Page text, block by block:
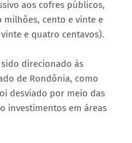
aos cofres públicos,
milhões, cento e vinte e
e quatro centavos).
direcionado às
de Rondônia, como
desviado por meio das
investimentos em áreas